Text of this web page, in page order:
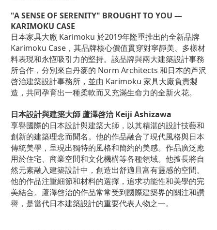
"A SENSE OF SERENITY" BROUGHT TO YOU —
KARIMOKU CASE
日本家具大廠 Karimoku 於2019年隆重推出的全新品牌
Karimoku Case，其品牌核心價值貫穿對寧靜美、多樣材
料表現和永恆吸引力的堅持。該品牌與兩大建築設計事務
所合作，分別來自丹麥的 Norm Architects 和日本的芦沢
啓治建築設計事務所，並由 Karimoku 家具大廠負責製
造，共同孕育出一種柔軟而又充滿生命力的全新火花。
日本設計與建築大師 蘆澤啓治 Keiji Ashizawa
享譽國際的日本設計與建築大師，以其精湛的設計技藝和
創新的建築理念而聞名。他的作品融合了現代風格與日本
傳統美學，呈現出獨特的風格和簡約的美感。作品廣泛應
用於住宅、商業空間和文化機構等各種領域。他擅長將自
然元素融入建築設計中，創造出舒適且富有靈感的空間。
他的作品注重細節和材料的選擇，追求功能性和美學的完
美結合。 蘆澤啓治的作品常常受到國際建築界的關注和讚
譽，是當代日本建築設計的重要代表人物之一。